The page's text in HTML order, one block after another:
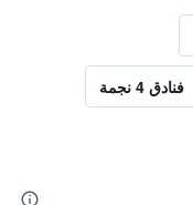
فنادق 4 نجمة